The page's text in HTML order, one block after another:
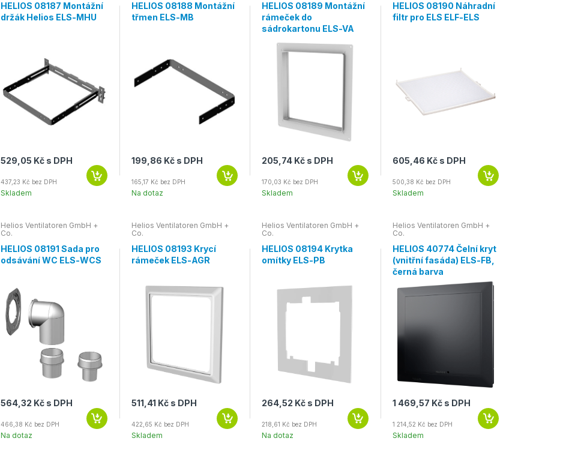
HELIOS 08187 Montážní
držák Helios ELS-MHU
529,05 Kč s DPH
437,23 Kč bez DPH
Skladem
HELIOS 08188 Montážní
třmen ELS-MB
199,86 Kč s DPH
165,17 Kč bez DPH
Na dotaz
HELIOS 08189 Montážní
rámeček do
sádrokartonu ELS-VA
205,74 Kč s DPH
170,03 Kč bez DPH
Skladem
HELIOS 08190 Náhradní
filtr pro ELS ELF-ELS
605,46 Kč s DPH
500,38 Kč bez DPH
Skladem
Helios Ventilatoren GmbH +
Co.
HELIOS 08191 Sada pro
odsávání WC ELS-WCS
564,32 Kč s DPH
466,38 Kč bez DPH
Na dotaz
Helios Ventilatoren GmbH +
Co.
HELIOS 08193 Krycí
rámeček ELS-AGR
511,41 Kč s DPH
422,65 Kč bez DPH
Skladem
Helios Ventilatoren GmbH +
Co.
HELIOS 08194 Krytka
omítky ELS-PB
264,52 Kč s DPH
218,61 Kč bez DPH
Na dotaz
Helios Ventilatoren GmbH +
Co.
HELIOS 40774 Čelní kryt
(vnitřní fasáda) ELS-FB,
černá barva
1 469,57 Kč s DPH
1 214,52 Kč bez DPH
Skladem